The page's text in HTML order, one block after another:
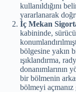
kullanıldığını
yararlanarak
İç Mekan
kabininde,
bölgesine yakın
ışıklandırma,
donanımlarının
bir bölmenin
bölmeyi